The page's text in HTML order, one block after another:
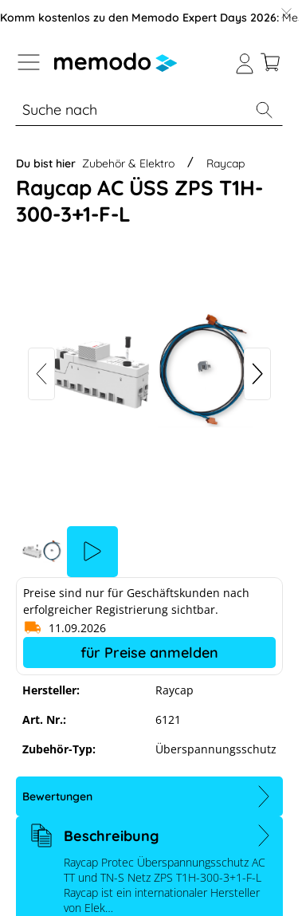
der B2B-Plattform springen
Komm kostenlos zu den Memodo Expert Days 2026:
% Sale Module Wechselrichter
Du bist hier Zubehör & Elektro Raycap
Raycap AC ÜSS ZPS T1H-
300-3+1-F-L
Raycap AC ÜSS ZPS T1H-300-3+1-F-L
AC-Überspannungsschutz
deiner Cookie-Einstellungen blockiert.
Hersteller:
Raycap
Art. Nr.:
6121
Zubehör-Typ:
Überspannungsschutz
Preise sind nur für Geschäftskunden nach
erfolgreicher Registrierung sichtbar.
11.09.2026
für Preise anmelden
Bewertungen
Beschreibung
Raycap Protec Überspannungsschutz AC
TT und TN-S Netz ZPS T1H-300-3+1-F-L
Raycap ist ein internationaler Hersteller
von Elek…